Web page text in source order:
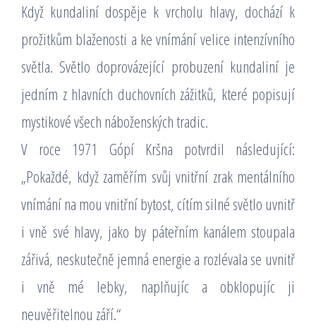
Když kundaliní dospěje k vrcholu hlavy, dochází k
prožitkům blaženosti a ke vnímání velice intenzívního
světla. Světlo doprovázející probuzení kundaliní je
jedním z hlavních duchovních zážitků, které popisují
mystikové všech náboženských tradic.
V roce 1971 Gópí Kršna potvrdil následující:
„Pokaždé, když zaměřím svůj vnitřní zrak mentálního
vnímání na mou vnitřní bytost, cítím silné světlo uvnitř
i vně své hlavy, jako by páteřním kanálem stoupala
zářivá, neskutečně jemná energie a rozlévala se uvnitř
i vně mé lebky, naplňujíc a obklopujíc ji
neuvěřitelnou září.“